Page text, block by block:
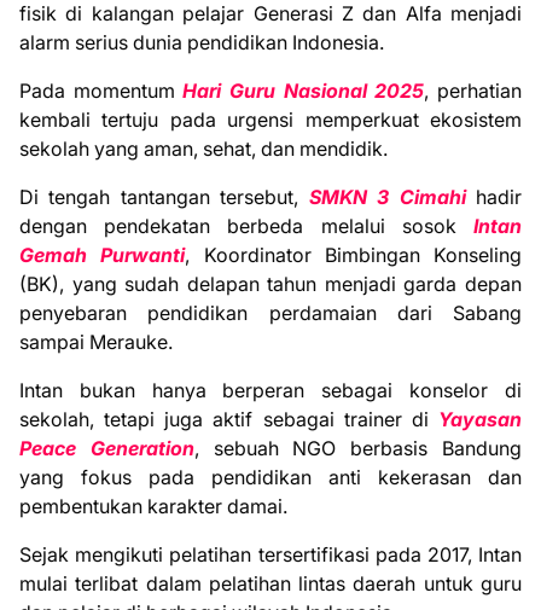
fisik di kalangan pelajar Generasi Z dan Alfa menjadi
alarm serius dunia pendidikan Indonesia.
Pada momentumHari Guru Nasional 2025, perhatian
kembali tertuju pada urgensi memperkuat ekosistem
sekolah yang aman, sehat, dan mendidik.
Di tengah tantangan tersebut, SMKN 3 Cimahihadir
dengan pendekatan berbeda melalui sosok Intan
Gemah Purwanti, Koordinator Bimbingan Konseling
(BK), yang sudah delapan tahun menjadi garda depan
penyebaran pendidikan perdamaian dari Sabang
sampai Merauke.
Intan bukan hanya berperan sebagai konselor di
sekolah, tetapi juga aktif sebagai trainer di Yayasan
Peace Generation, sebuah NGO berbasis Bandung
yang fokus pada pendidikan anti kekerasan dan
pembentukan karakter damai.
Sejak mengikuti pelatihan tersertifikasi pada 2017, Intan
mulai terlibat dalam pelatihan lintas daerah untuk guru